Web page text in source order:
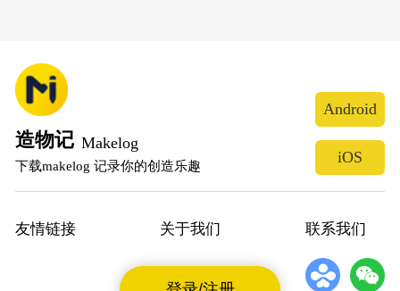
造物记 Makelog
下载makelog 记录你的创造乐趣
Android
iOS
友情链接 关于我们 联系我们